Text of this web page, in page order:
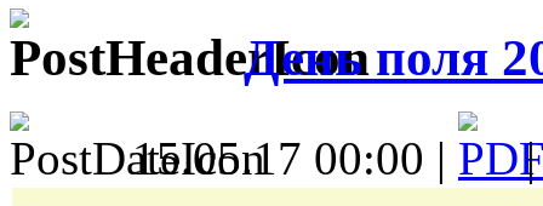
День
15.05.17 00:00 |